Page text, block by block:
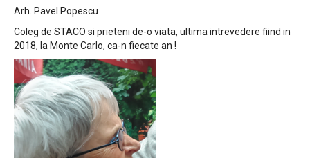
Arh. Pavel Popescu
Coleg de STACO si prieteni de-o viata, ultima intrevedere fiind in
2018, la Monte Carlo, ca-n fiecate an !